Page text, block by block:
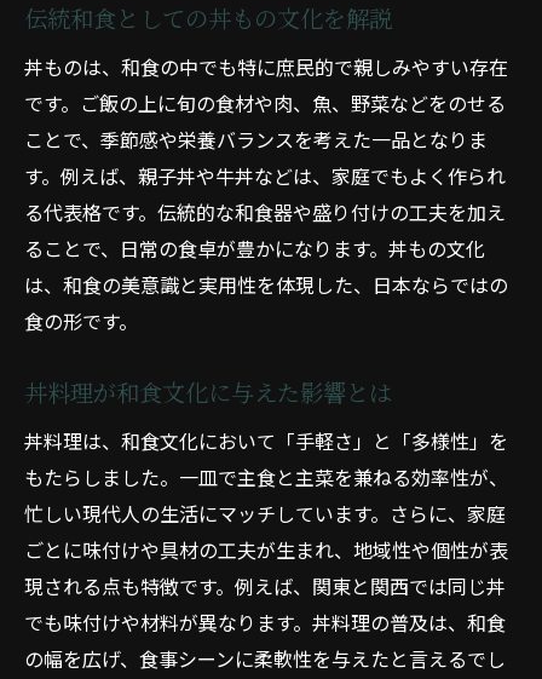
伝統和食としての丼もの文化を解説
丼ものは、和食の中でも特に庶民的で親しみやすい存在
です。ご飯の上に旬の食材や肉、魚、野菜などをのせる
ことで、季節感や栄養バランスを考えた一品となりま
す。例えば、親子丼や牛丼などは、家庭でもよく作られ
る代表格です。伝統的な和食器や盛り付けの工夫を加え
ることで、日常の食卓が豊かになります。丼もの文化
は、和食の美意識と実用性を体現した、日本ならではの
食の形です。
丼料理が和食文化に与えた影響とは
丼料理は、和食文化において「手軽さ」と「多様性」を
もたらしました。一皿で主食と主菜を兼ねる効率性が、
忙しい現代人の生活にマッチしています。さらに、家庭
ごとに味付けや具材の工夫が生まれ、地域性や個性が表
現される点も特徴です。例えば、関東と関西では同じ丼
でも味付けや材料が異なります。丼料理の普及は、和食
の幅を広げ、食事シーンに柔軟性を与えたと言えるでし